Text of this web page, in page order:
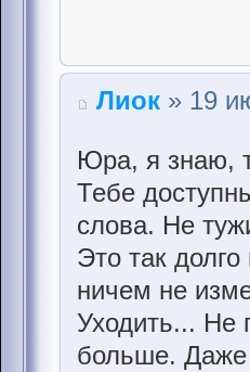
Лиок » 19
Юра, я знаю,
Тебе
слова. Не
Это так
ничем не
Уходить... Не
больше. Даже